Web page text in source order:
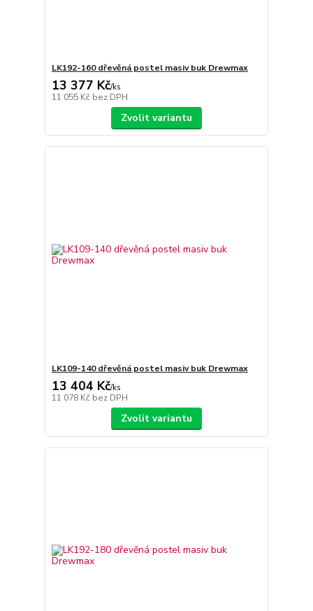
LK192-160 dřevěná postel masiv buk Drewmax
13 377 Kč/ks
11 055 Kč bez DPH
Zvolit variantu
LK109-140 dřevěná postel masiv buk Drewmax
13 404 Kč/ks
11 078 Kč bez DPH
Zvolit variantu